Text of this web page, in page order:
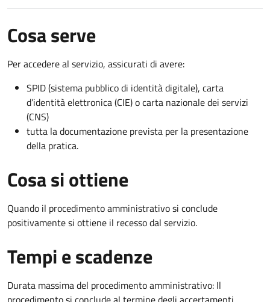
Cosa serve
Per accedere al servizio, assicurati di avere:
SPID (sistema pubblico di identità digitale), carta
d’identità elettronica (CIE) o carta nazionale dei servizi
(CNS)
tutta la documentazione prevista per la presentazione
della pratica.
Cosa si ottiene
Quando il procedimento amministrativo si conclude
positivamente si ottiene il recesso dal servizio.
Tempi e scadenze
Durata massima del procedimento amministrativo: Il